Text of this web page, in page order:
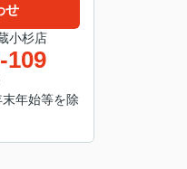
せ
小杉店
109
末年始等を除